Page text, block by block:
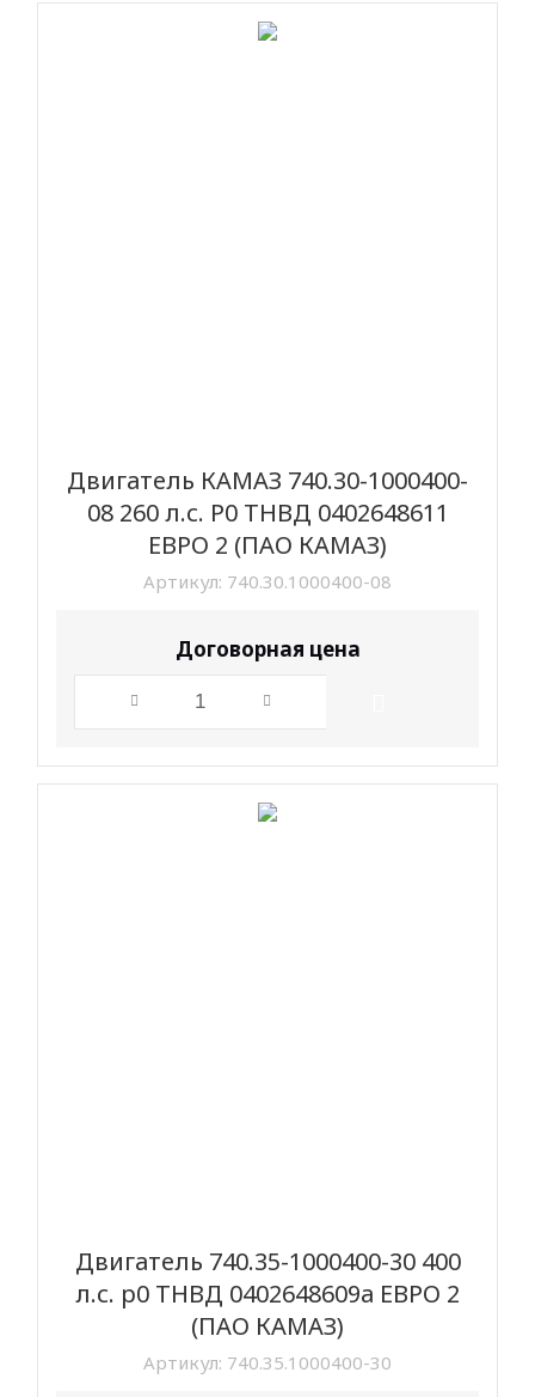
Двигатель КАМАЗ 740.30-1000400-
08 260 л.с. Р0 ТНВД 0402648611
ЕВРО 2 (ПАО КАМАЗ)
Артикул: 740.30.1000400-08
Договорная цена
Двигатель 740.35-1000400-30 400
л.с. р0 ТНВД 0402648609а ЕВРО 2
(ПАО КАМАЗ)
Артикул: 740.35.1000400-30